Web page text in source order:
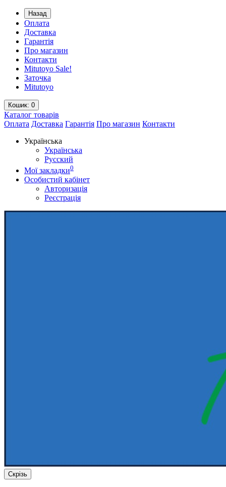
Назад
Оплата
Доставка
Гарантія
Про магазин
Контакти
Mitutoyo Sale!
Заточка
Mitutoyo
Кошик: 0
Каталог товарів
Оплата Доставка Гарантія Про магазин Контакти
Українська
Українська
Русский
Мої закладки0
Особистий кабінет
Авторизація
Реєстрація
Скрізь